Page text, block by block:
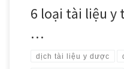
6 loại tài liệu y
…
dịch tài liệu y dược